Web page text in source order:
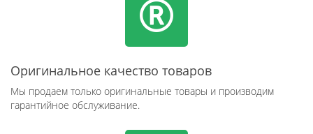
Оригинальное качество товаров
Мы продаем только оригинальные товары и производим
гарантийное обслуживание.